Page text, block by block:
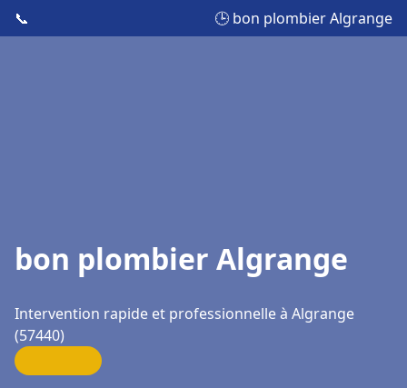
📞 🕒 bon plombier Algrange
bon plombier Algrange
Intervention rapide et professionnelle à Algrange
(57440)